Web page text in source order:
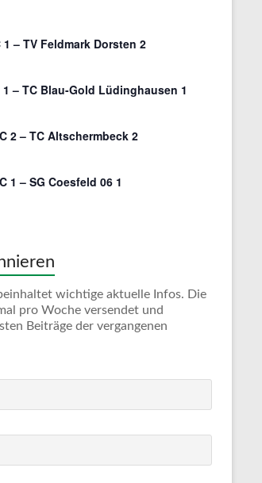
1 – TV Feldmark Dorsten 2
1 – TC Blau-Gold Lüdinghausen 1
2 – TC Altschermbeck 2
1 – SG Coesfeld 06 1
wichtige aktuelle Infos. Die
pro Woche versendet und
Beiträge der vergangenen